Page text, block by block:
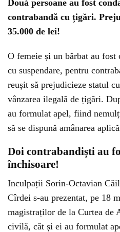
Două persoane au fost
contrabandă cu țigări.
35.000 de lei!
O femeie și un bărbat au fost
cu suspendare, pentru
reușit să prejudicieze statul
vânzarea ilegală de țigări.
au formulat apel, fiind
să se dispună amânarea
Doi contrabandiști au
închisoare!
Inculpații Sorin-Octavian
Cîrdei s-au prezentat, pe 18
magistraților de la Curtea de
civilă, cât și ei au formulat